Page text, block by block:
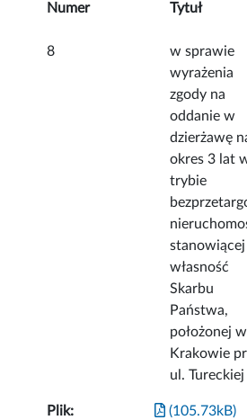
Numer Tytuł
8
w sprawie
wyrażenia
zgody na
oddanie w
dzierżawę
okres 3 lat
trybie
stanowiącej
własność
Skarbu
Państwa,
położonej w
Krakowie
ul. Tureckiej
Plik: (105.73kB)